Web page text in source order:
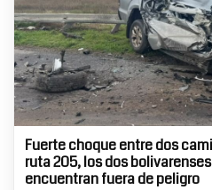
Fuerte choque entre dos
ruta 205, los dos
encuentran fuera de peligro